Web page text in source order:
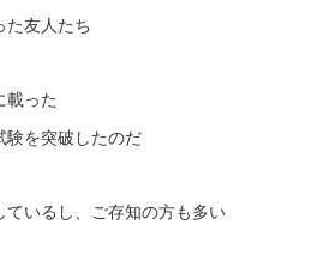
た友人たち
載った
験を突破したのだ
ているし、ご存知の方も多い